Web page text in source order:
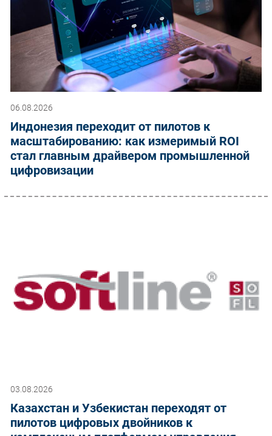
06.08.2026
Индонезия переходит от пилотов к
масштабированию: как измеримый ROI
стал главным драйвером промышленной
цифровизации
03.08.2026
Казахстан и Узбекистан переходят от
пилотов цифровых двойников к